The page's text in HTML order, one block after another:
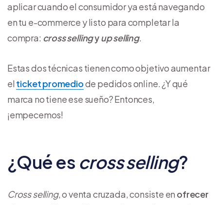
aplicar cuando el consumidor ya está navegando
en tu e-commerce y listo para completar la
compra: cross sellingyup selling.
Estas dos técnicas tienen como objetivo aumentar
el ticket promediode pedidos online. ¿Y qué
marca no tiene ese sueño? Entonces,
¡empecemos!
¿Qué es cross selling?
Crossselling, o venta cruzada, consiste en ofrecer